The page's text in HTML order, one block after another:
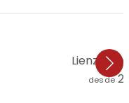
Lienzo
desde